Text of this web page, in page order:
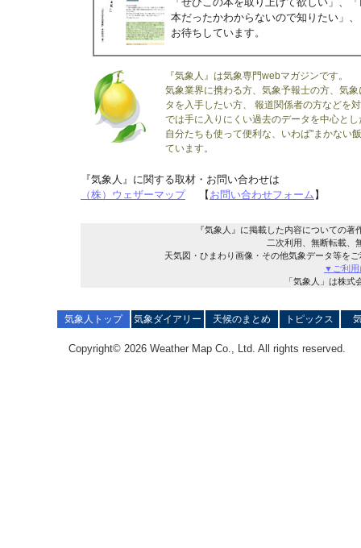
本だったかわからないので知りたい」
お待ちしています。
『気象人』は気象専門webマガジンです。
気象業界に携わる方、気象予報士の方、気
タを入手したい方、 報道関係者の方などを
では手に入りにくい過去のデータを中心と
自分たちも使って便利な、いわば"まかない
ています。
『気象人』に関する取材・お問い合わせは
（株）ウェザーマップ【 お問い合わせフォーム 】
『気象人』に掲載した内容についての
二次利用、無断転載、
天気図・ひまわり画像・その他気象データ等を
▼ご利用
「気象人」は株
気象人トップ 気象ダイアリー 天候のまとめ トピックス
Copyright© 2026 Weather Map Co., Ltd. All rights reserved.